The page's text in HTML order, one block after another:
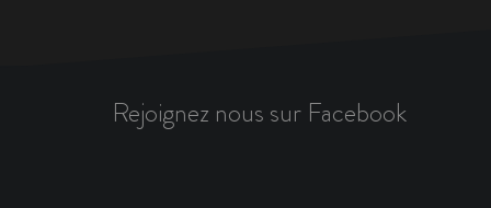
Rejoignez nous sur Facebook